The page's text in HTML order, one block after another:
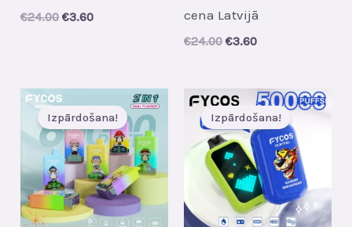
€24.00 Original
€3.60Current
cena Latvijā
€24.00 Original
€24.00.
€3.60Current
€3.60.
Izpārdošana! Izpārdošana!